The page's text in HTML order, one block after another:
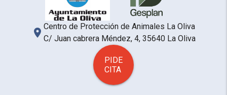
place
Centro de Protección de Animales La Oliva
C/ Juan cabrera Méndez, 4, 35640 La Oliva
PIDE
CITA